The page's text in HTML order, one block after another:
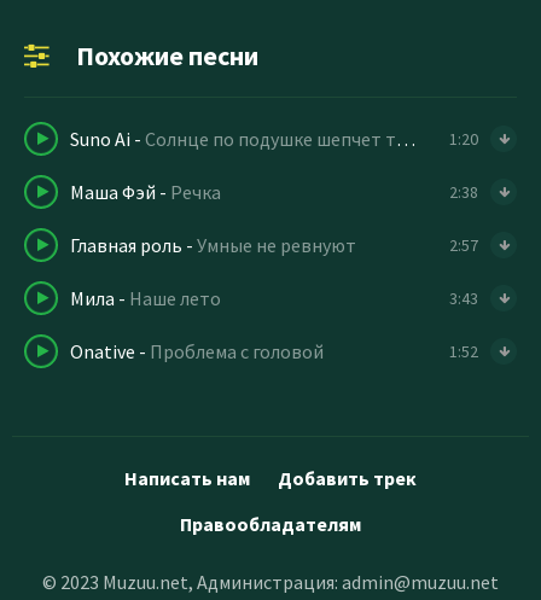
Похожие песни
Suno Ai - Солнце по подушке шепчет тихо мне на ушко 1:20
Маша Фэй - Речка 2:38
Главная роль - Умные не ревнуют 2:57
Мила - Наше лето 3:43
Onative - Проблема с головой 1:52
Написать нам
Добавить трек
Правообладателям
© 2023 Muzuu.net, Администрация: admin@muzuu.net